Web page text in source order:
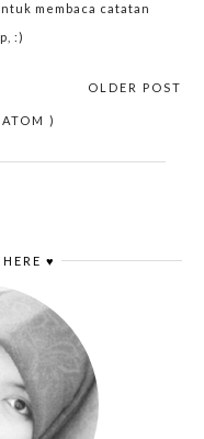
membaca catatan
:)
OLDER POST
)
♥